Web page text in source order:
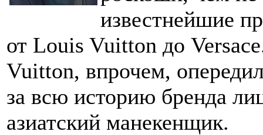
известнейшие
от Louis Vuitton до
Vuitton, впрочем,
за всю историю бренда
азиатский манекенщик.